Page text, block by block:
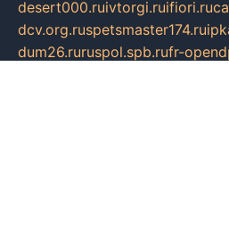
desert000.ruivtorgi.ruifiori.ru
dcv.org.ruspetsmaster174.ru
dum26.ruruspol.spb.rufr-